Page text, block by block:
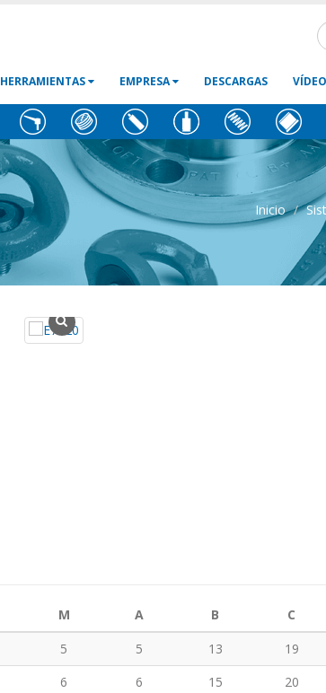
HERRAMIENTAS EMPRESA DESCARGAS
Inicio
M A B C
5 5 13 19
6 6 15 20